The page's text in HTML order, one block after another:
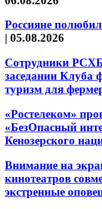
Россияне
| 05.08.2026
Сотрудники
заседании Клуба
туризм для
«Ростелеком»
«БезОпасный
Кенозерского
Внимание на
кинотеатров
экстренные